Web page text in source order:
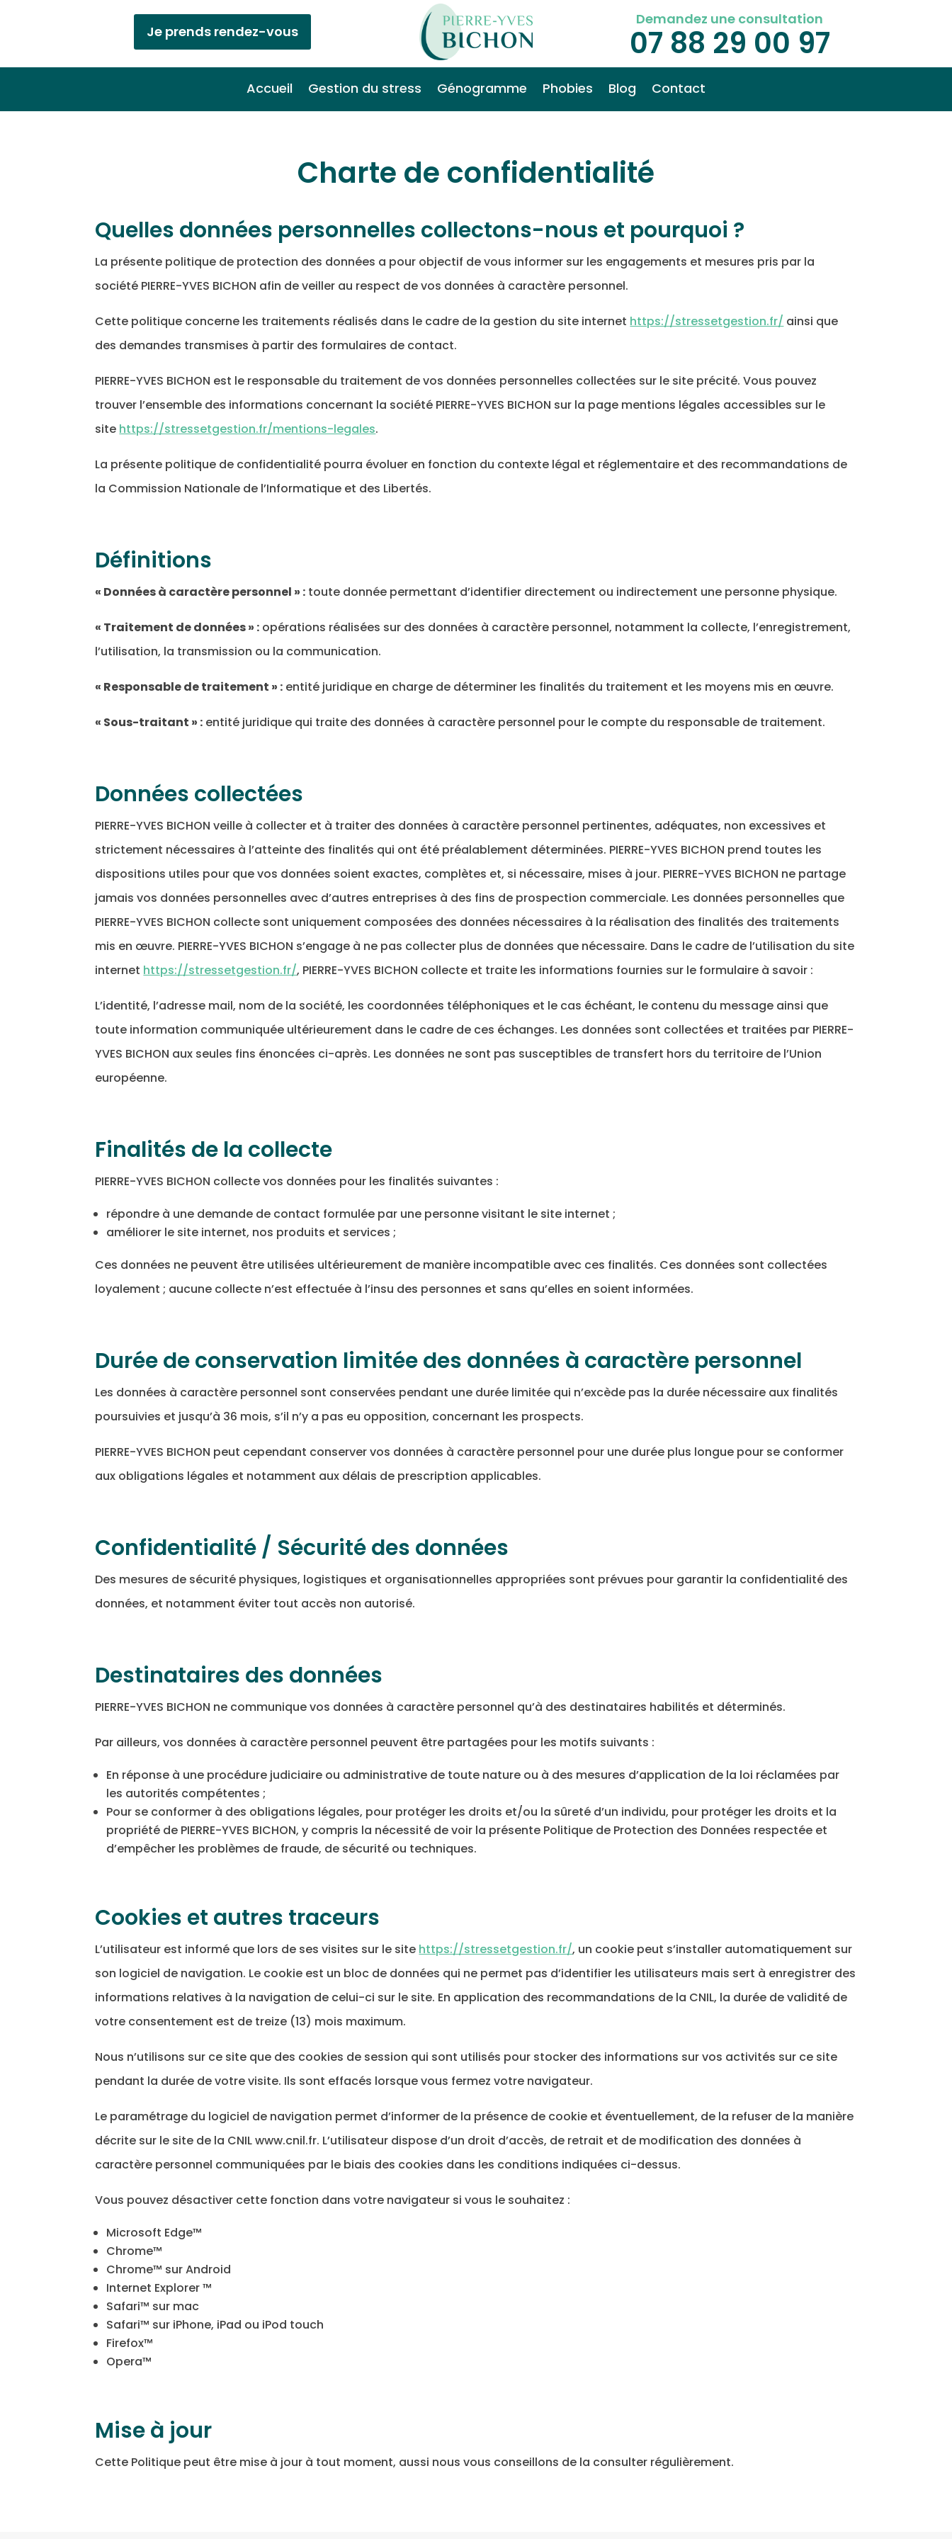
Je prends rendez-vous
Demandez une consultation
07 88 29 00 97
Accueil Gestion du stress Génogramme Phobies Blog Contact
Charte de confidentialité
Quelles données personnelles collectons-nous et pourquoi ?
La présente politique de protection des données a pour objectif de vous informer sur les engagements et mesures pris par la
société PIERRE-YVES BICHON afin de veiller au respect de vos données à caractère personnel.
Cette politique concerne les traitements réalisés dans le cadre de la gestion du site internet https://stressetgestion.fr/ ainsi que
des demandes transmises à partir des formulaires de contact.
PIERRE-YVES BICHON est le responsable du traitement de vos données personnelles collectées sur le site précité. Vous pouvez
trouver l’ensemble des informations concernant la société PIERRE-YVES BICHON sur la page mentions légales accessibles sur le
site https://stressetgestion.fr/mentions-legales.
La présente politique de confidentialité pourra évoluer en fonction du contexte légal et réglementaire et des recommandations de
la Commission Nationale de l’Informatique et des Libertés.
Définitions
« Données à caractère personnel » : toute donnée permettant d’identifier directement ou indirectement une personne physique.
« Traitement de données » : opérations réalisées sur des données à caractère personnel, notamment la collecte, l’enregistrement,
l’utilisation, la transmission ou la communication.
« Responsable de traitement » : entité juridique en charge de déterminer les finalités du traitement et les moyens mis en œuvre.
« Sous-traitant » : entité juridique qui traite des données à caractère personnel pour le compte du responsable de traitement.
Données collectées
PIERRE-YVES BICHON veille à collecter et à traiter des données à caractère personnel pertinentes, adéquates, non excessives et
strictement nécessaires à l’atteinte des finalités qui ont été préalablement déterminées. PIERRE-YVES BICHON prend toutes les
dispositions utiles pour que vos données soient exactes, complètes et, si nécessaire, mises à jour. PIERRE-YVES BICHON ne partage
jamais vos données personnelles avec d’autres entreprises à des fins de prospection commerciale. Les données personnelles que
PIERRE-YVES BICHON collecte sont uniquement composées des données nécessaires à la réalisation des finalités des traitements
mis en œuvre. PIERRE-YVES BICHON s’engage à ne pas collecter plus de données que nécessaire. Dans le cadre de l’utilisation du site
internet https://stressetgestion.fr/, PIERRE-YVES BICHON collecte et traite les informations fournies sur le formulaire à savoir :
L’identité, l’adresse mail, nom de la société, les coordonnées téléphoniques et le cas échéant, le contenu du message ainsi que
toute information communiquée ultérieurement dans le cadre de ces échanges. Les données sont collectées et traitées par PIERRE-
YVES BICHON aux seules fins énoncées ci-après. Les données ne sont pas susceptibles de transfert hors du territoire de l’Union
européenne.
Finalités de la collecte
PIERRE-YVES BICHON collecte vos données pour les finalités suivantes :
répondre à une demande de contact formulée par une personne visitant le site internet ;
améliorer le site internet, nos produits et services ;
Ces données ne peuvent être utilisées ultérieurement de manière incompatible avec ces finalités. Ces données sont collectées
loyalement ; aucune collecte n’est effectuée à l’insu des personnes et sans qu’elles en soient informées.
Durée de conservation limitée des données à caractère personnel
Les données à caractère personnel sont conservées pendant une durée limitée qui n’excède pas la durée nécessaire aux finalités
poursuivies et jusqu’à 36 mois, s’il n’y a pas eu opposition, concernant les prospects.
PIERRE-YVES BICHON peut cependant conserver vos données à caractère personnel pour une durée plus longue pour se conformer
aux obligations légales et notamment aux délais de prescription applicables.
Confidentialité / Sécurité des données
Des mesures de sécurité physiques, logistiques et organisationnelles appropriées sont prévues pour garantir la confidentialité des
données, et notamment éviter tout accès non autorisé.
Destinataires des données
PIERRE-YVES BICHON ne communique vos données à caractère personnel qu’à des destinataires habilités et déterminés.
Par ailleurs, vos données à caractère personnel peuvent être partagées pour les motifs suivants :
En réponse à une procédure judiciaire ou administrative de toute nature ou à des mesures d’application de la loi réclamées par
les autorités compétentes ;
Pour se conformer à des obligations légales, pour protéger les droits et/ou la sûreté d’un individu, pour protéger les droits et la
propriété de PIERRE-YVES BICHON, y compris la nécessité de voir la présente Politique de Protection des Données respectée et
d’empêcher les problèmes de fraude, de sécurité ou techniques.
Cookies et autres traceurs
L’utilisateur est informé que lors de ses visites sur le site https://stressetgestion.fr/, un cookie peut s’installer automatiquement sur
son logiciel de navigation. Le cookie est un bloc de données qui ne permet pas d’identifier les utilisateurs mais sert à enregistrer des
informations relatives à la navigation de celui-ci sur le site. En application des recommandations de la CNIL, la durée de validité de
votre consentement est de treize (13) mois maximum.
Nous n’utilisons sur ce site que des cookies de session qui sont utilisés pour stocker des informations sur vos activités sur ce site
pendant la durée de votre visite. Ils sont effacés lorsque vous fermez votre navigateur.
Le paramétrage du logiciel de navigation permet d’informer de la présence de cookie et éventuellement, de la refuser de la manière
décrite sur le site de la CNIL www.cnil.fr. L’utilisateur dispose d’un droit d’accès, de retrait et de modification des données à
caractère personnel communiquées par le biais des cookies dans les conditions indiquées ci-dessus.
Vous pouvez désactiver cette fonction dans votre navigateur si vous le souhaitez :
Microsoft Edge™
Chrome™
Chrome™ sur Android
Internet Explorer ™
Safari™ sur mac
Safari™ sur iPhone, iPad ou iPod touch
Firefox™
Opera™
Mise à jour
Cette Politique peut être mise à jour à tout moment, aussi nous vous conseillons de la consulter régulièrement.